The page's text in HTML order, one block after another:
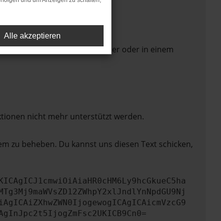
in einem anderen Browser oder in einem
nicht mehr unterstützt werden.
zu beheben. Du kannst uns diesen Text schicken,
Alle akzeptieren